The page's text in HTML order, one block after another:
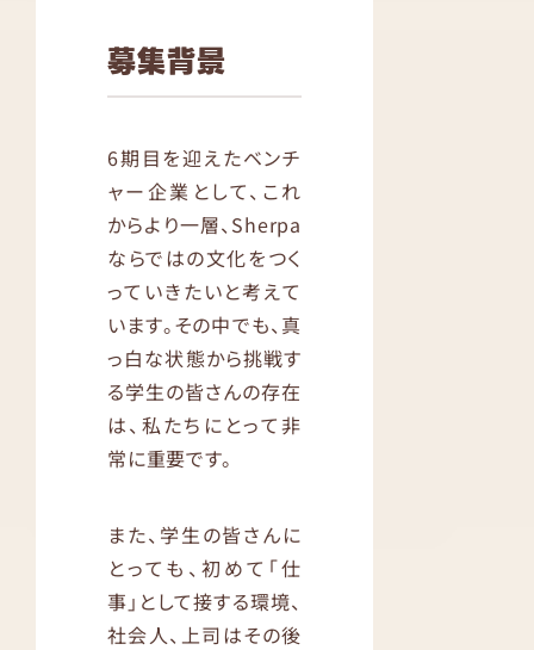
募集背景
6期目を迎えたベンチ
ャー企業として、これ
からより一層、Sherpa
ならではの文化をつく
っていきたいと考えて
います。その中でも、真
っ白な状態から挑戦す
る学生の皆さんの存在
は、私たちにとって非
常に重要です。
また、学生の皆さんに
とっても、初めて「仕
事」として接する環境、
社会人、上司はその後